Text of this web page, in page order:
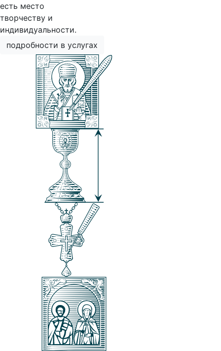
есть место
творчеству и
индивидуальности.
подробности в услугах